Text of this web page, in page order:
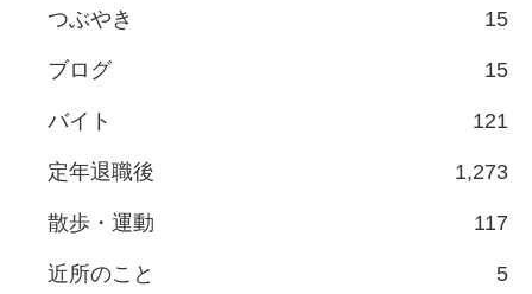
つぶやき 15
ブログ 15
バイト 121
定年退職後 1,273
散歩・運動 117
近所のこと 5